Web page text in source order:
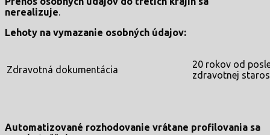
nerealizuje.
Lehoty na vymazanie osobných údajov:
Zdravotná dokumentácia
20 rokov od
zdravotnej
Automatizované rozhodovanie vrátane profilovania sa